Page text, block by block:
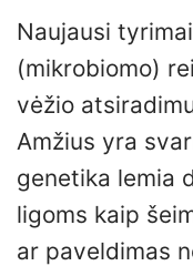
Naujausi
(mikrobiomo)
vėžio
Amžius yra
genetika lemia
ligoms kaip
ar paveldimas